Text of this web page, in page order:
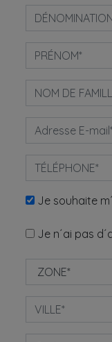
Je souhaite
Je n´ai pas